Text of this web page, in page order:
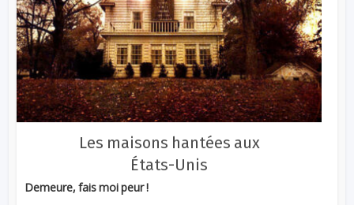
Les maisons hantées aux
États-Unis
Demeure, fais moi peur !